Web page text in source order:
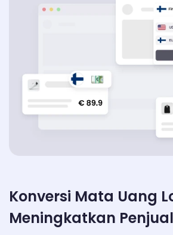
Konversi Mata Uang
Meningkatkan